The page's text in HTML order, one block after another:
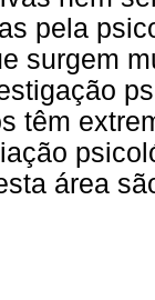
pela
surgem
têm
área